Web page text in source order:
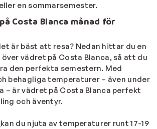
en sommarsemester.
Costa Blanca månad för
är bäst att resa? Nedan hittar du en
vädret på Costa Blanca, så att du
den perfekta semestern. Med
behagliga temperaturer – även under
– är vädret på Costa Blanca perfekt
och äventyr.
kan du njuta av temperaturer runt 17-19